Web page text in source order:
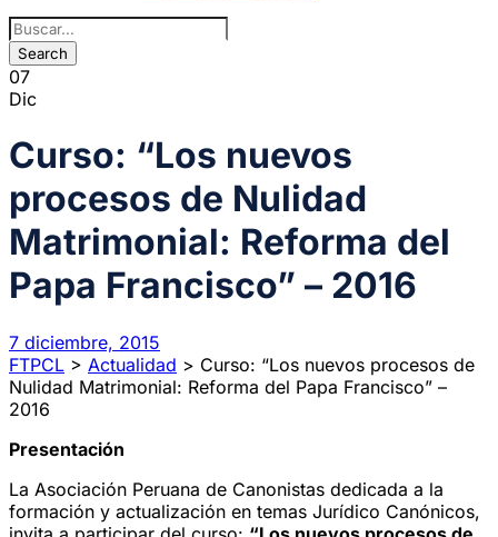
07
Dic
Curso: “Los nuevos
procesos de Nulidad
Matrimonial: Reforma del
Papa Francisco” – 2016
7 diciembre, 2015
FTPCL > Actualidad > Curso: “Los nuevos procesos de
Nulidad Matrimonial: Reforma del Papa Francisco” –
2016
Presentación
La Asociación Peruana de Canonistas dedicada a la
formación y actualización en temas Jurídico Canónicos,